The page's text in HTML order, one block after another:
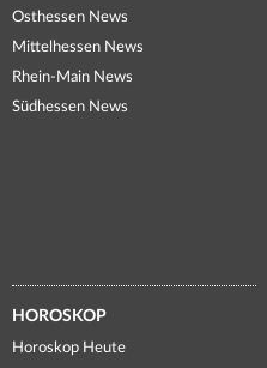
Osthessen News
Mittelhessen News
Rhein-Main News
Südhessen News
HOROSKOP
Horoskop Heute